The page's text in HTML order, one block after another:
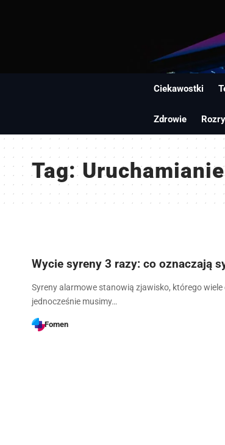
Ciekawostki
Zdrowie
Tag:
Wycie syreny 3 razy: co oznaczają
Syreny alarmowe stanowią zjawisko, którego wiele
jednocześnie musimy…
Fomen